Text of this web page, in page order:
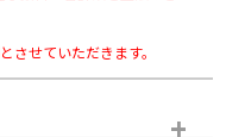
せていただきます。